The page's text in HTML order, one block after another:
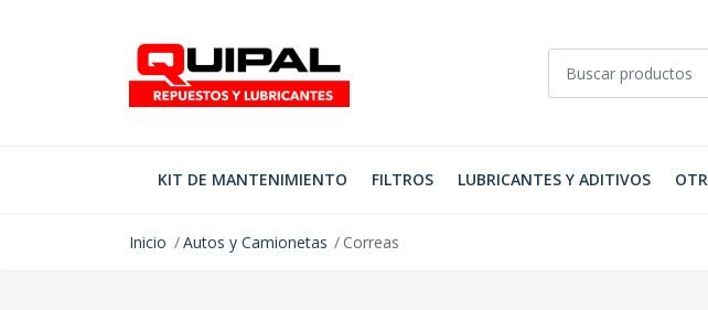
KIT DE MANTENIMIENTO FILTROS LUBRICANTES Y ADITIVOS
Inicio Autos y Camionetas Correas